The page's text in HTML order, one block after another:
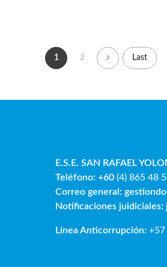
1 2 Last
E.S.E. SAN RAFAEL
Teléfono: +60 (4) 865 48
Correo general:
Notificaciones juidiciales:
Línea Anticorrupción: +57